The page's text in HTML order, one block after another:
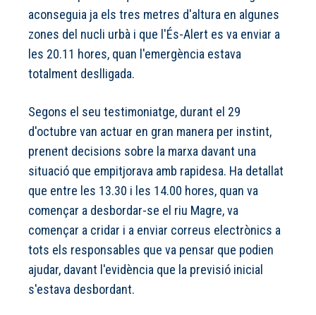
aconseguia ja els tres metres d'altura en algunes
zones del nucli urbà i que l'És-Alert es va enviar a
les 20.11 hores, quan l'emergència estava
totalment deslligada.
Segons el seu testimoniatge, durant el 29
d'octubre van actuar en gran manera per instint,
prenent decisions sobre la marxa davant una
situació que empitjorava amb rapidesa. Ha detallat
que entre les 13.30 i les 14.00 hores, quan va
començar a desbordar-se el riu Magre, va
començar a cridar i a enviar correus electrònics a
tots els responsables que va pensar que podien
ajudar, davant l'evidència que la previsió inicial
s'estava desbordant.